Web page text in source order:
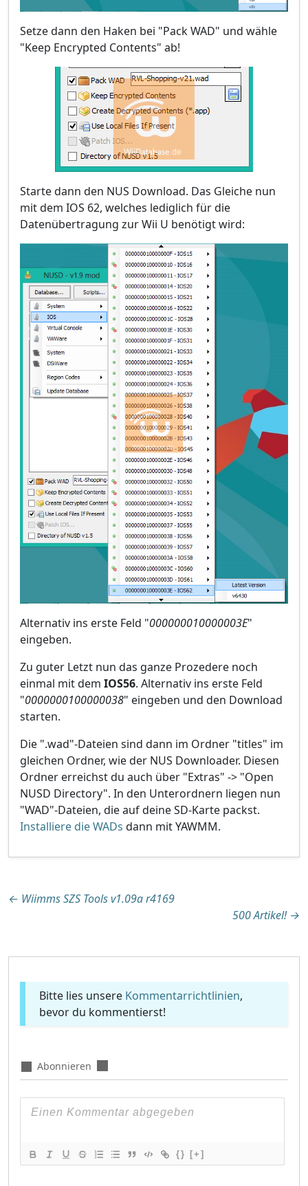
Setze dann den Haken bei "Pack WAD" und wähle
"Keep Encrypted Contents" ab!
Starte dann den NUS Download. Das Gleiche nun
mit dem IOS 62, welches lediglich für die
Datenübertragung zur Wii U benötigt wird:
Alternativ ins erste Feld "000000010000003E"
eingeben.
Zu guter Letzt nun das ganze Prozedere noch
einmal mit dem IOS56. Alternativ ins erste Feld
"0000000100000038" eingeben und den Download
starten.
Die ".wad"-Dateien sind dann im Ordner "titles" im
gleichen Ordner, wie der NUS Downloader. Diesen
Ordner erreichst du auch über "Extras" -> "Open
NUSD Directory". In den Unterordnern liegen nun
"WAD"-Dateien, die auf deine SD-Karte packst.
Installiere die WADs dann mit YAWMM.
Beitragsnavigation
← Wiimms SZS Tools v1.09a r4169
500 Artikel! →
Bitte lies unsere Kommentarrichtlinien,
bevor du kommentierst!
Abonnieren
{} [+]